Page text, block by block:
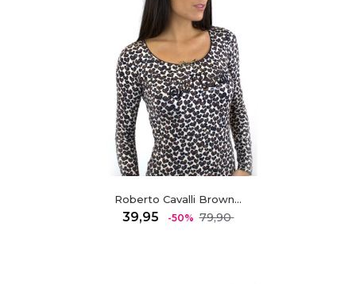
Roberto Cavalli Brown...
39,95
Regulärer
-50% 79,90Preis